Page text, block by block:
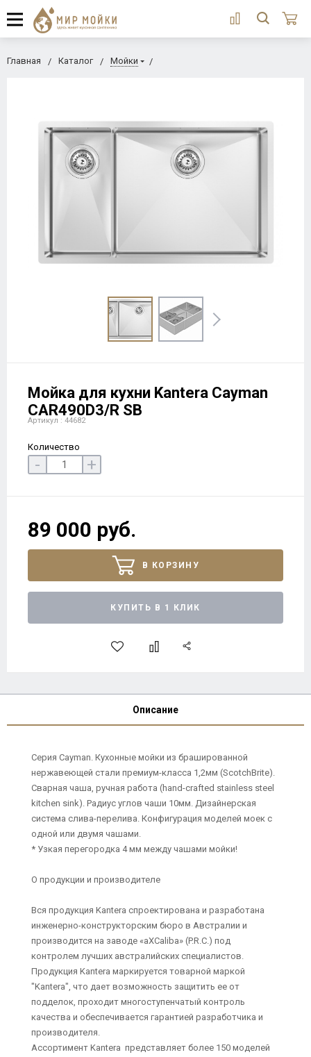
Главная Каталог Мойки
Мойка для кухни Kantera Cayman
CAR490D3/R SB
Артикул : 44682
Количество
- +
89 000 руб.
В КОРЗИНУ
КУПИТЬ В 1 КЛИК
Описание
Серия Cayman. Кухонные мойки из брашированной
нержавеющей стали премиум-класса 1,2мм (ScotchBrite).
Сварная чаша, ручная работа (hand-crafted stainless steel
kitchen sink). Радиус углов чаши 10мм. Дизайнерская
система слива-перелива. Конфигурация моделей моек с
одной или двумя чашами.
* Узкая перегородка 4 мм между чашами мойки!
О продукции и производителе
Вся продукция Kantera спроектирована и разработана
инженерно-конструкторским бюро в Австралии и
производится на заводе «aXCaliba» (P.R.C.) под
контролем лучших австралийских специалистов.
Продукция Kantera маркируется товарной маркой
"Kantera", что дает возможность защитить ее от
подделок, проходит многоступенчатый контроль
качества и обеспечивается гарантией разработчика и
производителя.
Ассортимент Kantera представляет более 150 моделей